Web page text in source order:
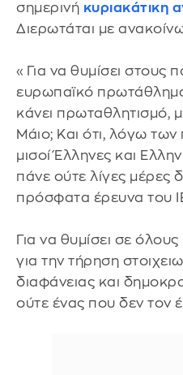
σημερινή κυριακάτικη
Διερωτάται με
«Για να θυμίσει στους
ευρωπαϊκό
κάνει πρωταθλητισμό,
Μάιο; Και ότι, λόγω των
μισοί Έλληνες και
πάνε ούτε λίγες μέρες
πρόσφατα έρευνα του
Για να θυμίσει σε
για την τήρηση
διαφάνειας και
ούτε ένας που δεν τον